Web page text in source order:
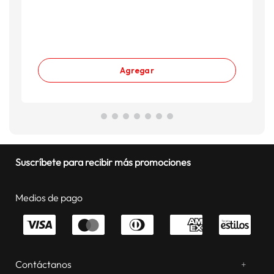
Agregar
Suscríbete para recibir más promociones
Medios de pago
Contáctanos +